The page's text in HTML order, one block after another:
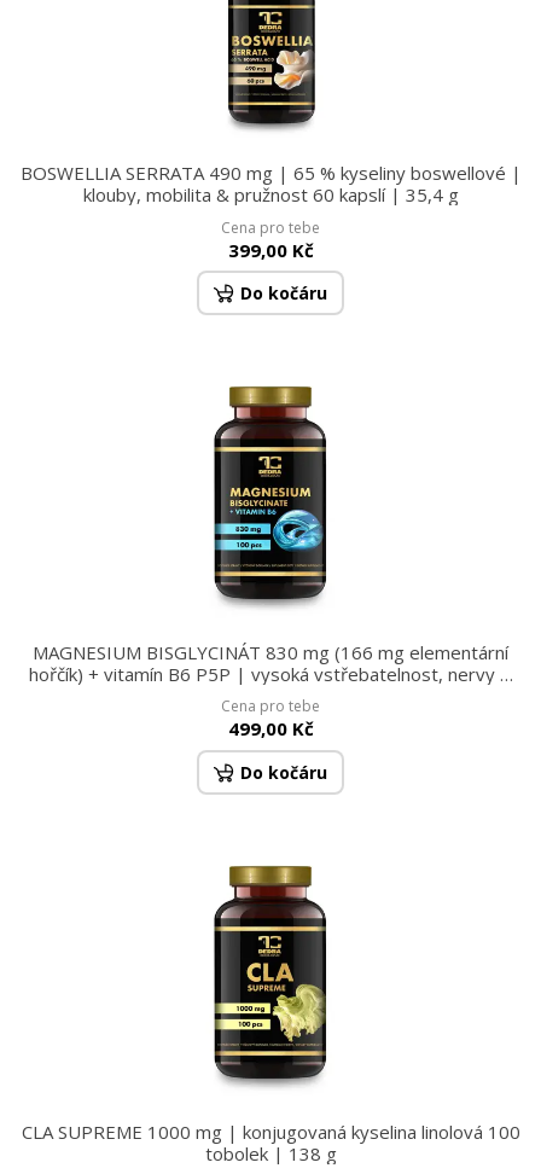
BOSWELLIA SERRATA 490 mg | 65 % kyseliny boswellové |
klouby, mobilita & pružnost 60 kapslí | 35,4 g
Cena pro tebe
399,00 Kč
Do kočáru
MAGNESIUM BISGLYCINÁT 830 mg (166 mg elementární
hořčík) + vitamín B6 P5P | vysoká vstřebatelnost, nervy &
energie | 100 kapslí 94,5 g
Cena pro tebe
499,00 Kč
Do kočáru
CLA SUPREME 1000 mg | konjugovaná kyselina linolová 100
tobolek | 138 g